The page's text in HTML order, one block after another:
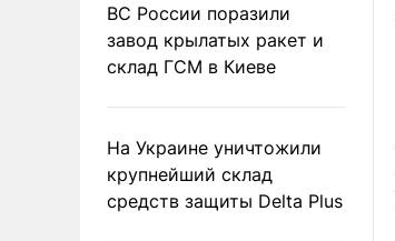
ВС России поразили
завод крылатых ракет и
склад ГСМ в Киеве
На Украине уничтожили
крупнейший склад
средств защиты Delta Plus